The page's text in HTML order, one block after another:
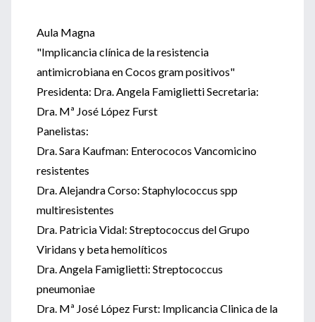
Aula Magna
"Implicancia clínica de la resistencia
antimicrobiana en Cocos gram positivos"
Presidenta: Dra. Angela Famiglietti Secretaria:
Dra. Mª José López Furst
Panelistas:
Dra. Sara Kaufman: Enterococos Vancomicino
resistentes
Dra. Alejandra Corso: Staphylococcus spp
multiresistentes
Dra. Patricia Vidal: Streptococcus del Grupo
Viridans y beta hemolíticos
Dra. Angela Famiglietti: Streptococcus
pneumoniae
Dra. Mª José López Furst: Implicancia Clinica de la